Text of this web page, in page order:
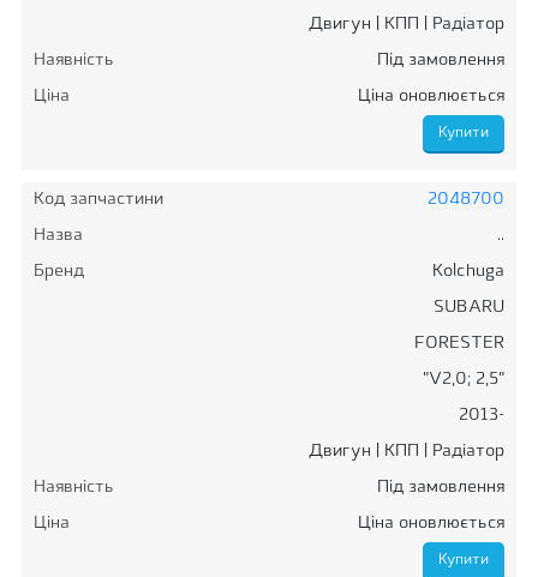
Двигун | КПП | Радіатор
Наявність
Під замовлення
Ціна
Ціна оновлюється
Код запчастини
2048700
Назва
..
Бренд
Kolchuga
SUBARU
FORESTER
"V2,0; 2,5"
2013-
Двигун | КПП | Радіатор
Наявність
Під замовлення
Ціна
Ціна оновлюється